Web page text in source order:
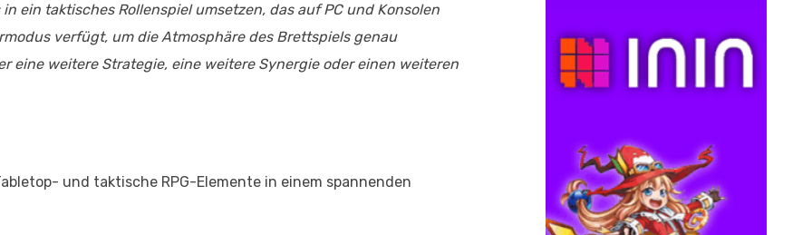
ein taktisches Rollenspiel umsetzen, das auf PC und Konsolen
verfügt, um die Atmosphäre des Brettspiels genau
eine weitere Strategie, eine weitere Synergie oder einen weiteren
und taktische RPG-Elemente in einem spannenden